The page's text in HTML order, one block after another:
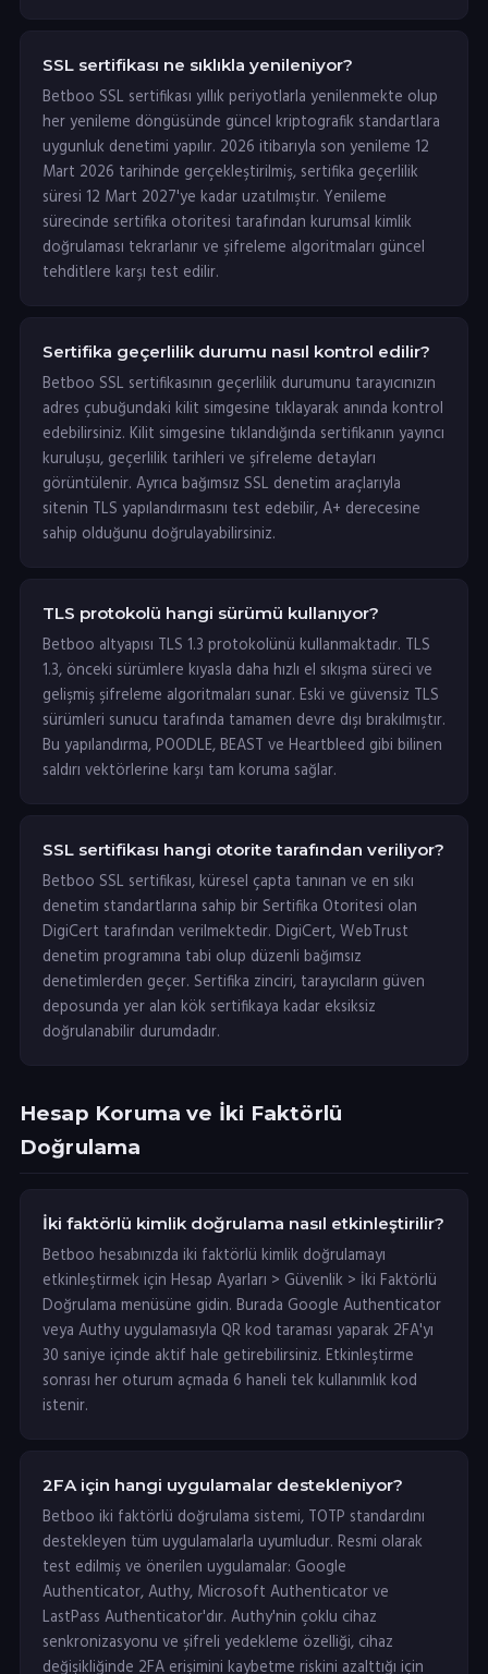
SSL sertifikası ne sıklıkla yenileniyor?
Betboo SSL sertifikası yıllık periyotlarla yenilenmekte olup
her yenileme döngüsünde güncel kriptografik standartlara
uygunluk denetimi yapılır. 2026 itibarıyla son yenileme 12
Mart 2026 tarihinde gerçekleştirilmiş, sertifika geçerlilik
süresi 12 Mart 2027'ye kadar uzatılmıştır. Yenileme
sürecinde sertifika otoritesi tarafından kurumsal kimlik
doğrulaması tekrarlanır ve şifreleme algoritmaları güncel
tehditlere karşı test edilir.
Sertifika geçerlilik durumu nasıl kontrol edilir?
Betboo SSL sertifikasının geçerlilik durumunu tarayıcınızın
adres çubuğundaki kilit simgesine tıklayarak anında kontrol
edebilirsiniz. Kilit simgesine tıklandığında sertifikanın yayıncı
kuruluşu, geçerlilik tarihleri ve şifreleme detayları
görüntülenir. Ayrıca bağımsız SSL denetim araçlarıyla
sitenin TLS yapılandırmasını test edebilir, A+ derecesine
sahip olduğunu doğrulayabilirsiniz.
TLS protokolü hangi sürümü kullanıyor?
Betboo altyapısı TLS 1.3 protokolünü kullanmaktadır. TLS
1.3, önceki sürümlere kıyasla daha hızlı el sıkışma süreci ve
gelişmiş şifreleme algoritmaları sunar. Eski ve güvensiz TLS
sürümleri sunucu tarafında tamamen devre dışı bırakılmıştır.
Bu yapılandırma, POODLE, BEAST ve Heartbleed gibi bilinen
saldırı vektörlerine karşı tam koruma sağlar.
SSL sertifikası hangi otorite tarafından veriliyor?
Betboo SSL sertifikası, küresel çapta tanınan ve en sıkı
denetim standartlarına sahip bir Sertifika Otoritesi olan
DigiCert tarafından verilmektedir. DigiCert, WebTrust
denetim programına tabi olup düzenli bağımsız
denetimlerden geçer. Sertifika zinciri, tarayıcıların güven
deposunda yer alan kök sertifikaya kadar eksiksiz
doğrulanabilir durumdadır.
Hesap Koruma ve İki Faktörlü
Doğrulama
İki faktörlü kimlik doğrulama nasıl etkinleştirilir?
Betboo hesabınızda iki faktörlü kimlik doğrulamayı
etkinleştirmek için Hesap Ayarları > Güvenlik > İki Faktörlü
Doğrulama menüsüne gidin. Burada Google Authenticator
veya Authy uygulamasıyla QR kod taraması yaparak 2FA'yı
30 saniye içinde aktif hale getirebilirsiniz. Etkinleştirme
sonrası her oturum açmada 6 haneli tek kullanımlık kod
istenir.
2FA için hangi uygulamalar destekleniyor?
Betboo iki faktörlü doğrulama sistemi, TOTP standardını
destekleyen tüm uygulamalarla uyumludur. Resmi olarak
test edilmiş ve önerilen uygulamalar: Google
Authenticator, Authy, Microsoft Authenticator ve
LastPass Authenticator'dır. Authy'nin çoklu cihaz
senkronizasyonu ve şifreli yedekleme özelliği, cihaz
değişikliğinde 2FA erişimini kaybetme riskini azalttığı için